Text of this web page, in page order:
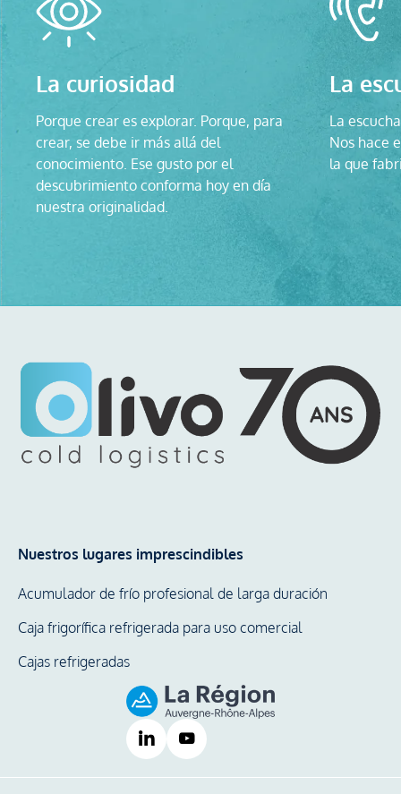
La curiosidad
Porque crear es explorar. Porque, para
crear, se debe ir más allá del
conocimiento. Ese gusto por el
descubrimiento conforma hoy en día
nuestra originalidad.
La
La
Nos hace
la que
Nuestros lugares imprescindibles
Acumulador de frío profesional de larga duración
Caja frigorífica refrigerada para uso comercial
Cajas refrigeradas